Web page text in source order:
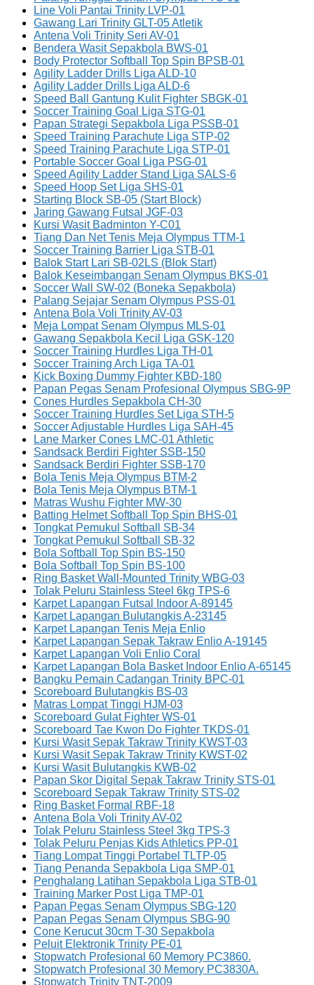
Line Voli Pantai Trinity LVP-01
Gawang Lari Trinity GLT-05 Atletik
Antena Voli Trinity Seri AV-01
Bendera Wasit Sepakbola BWS-01
Body Protector Softball Top Spin BPSB-01
Agility Ladder Drills Liga ALD-10
Agility Ladder Drills Liga ALD-6
Speed Ball Gantung Kulit Fighter SBGK-01
Soccer Training Goal Liga STG-01
Papan Strategi Sepakbola Liga PSSB-01
Speed Training Parachute Liga STP-02
Speed Training Parachute Liga STP-01
Portable Soccer Goal Liga PSG-01
Speed Agility Ladder Stand Liga SALS-6
Speed Hoop Set Liga SHS-01
Starting Block SB-05 (Start Block)
Jaring Gawang Futsal JGF-03
Kursi Wasit Badminton Y-C01
Tiang Dan Net Tenis Meja Olympus TTM-1
Soccer Training Barrier Liga STB-01
Balok Start Lari SB-02LS (Blok Start)
Balok Keseimbangan Senam Olympus BKS-01
Soccer Wall SW-02 (Boneka Sepakbola)
Palang Sejajar Senam Olympus PSS-01
Antena Bola Voli Trinity AV-03
Meja Lompat Senam Olympus MLS-01
Gawang Sepakbola Kecil Liga GSK-120
Soccer Training Hurdles Liga TH-01
Soccer Training Arch Liga TA-01
Kick Boxing Dummy Fighter KBD-180
Papan Pegas Senam Profesional Olympus SBG-9P
Cones Hurdles Sepakbola CH-30
Soccer Training Hurdles Set Liga STH-5
Soccer Adjustable Hurdles Liga SAH-45
Lane Marker Cones LMC-01 Athletic
Sandsack Berdiri Fighter SSB-150
Sandsack Berdiri Fighter SSB-170
Bola Tenis Meja Olympus BTM-2
Bola Tenis Meja Olympus BTM-1
Matras Wushu Fighter MW-30
Batting Helmet Softball Top Spin BHS-01
Tongkat Pemukul Softball SB-34
Tongkat Pemukul Softball SB-32
Bola Softball Top Spin BS-150
Bola Softball Top Spin BS-100
Ring Basket Wall-Mounted Trinity WBG-03
Tolak Peluru Stainless Steel 6kg TPS-6
Karpet Lapangan Futsal Indoor A-89145
Karpet Lapangan Bulutangkis A-23145
Karpet Lapangan Tenis Meja Enlio
Karpet Lapangan Sepak Takraw Enlio A-19145
Karpet Lapangan Voli Enlio Coral
Karpet Lapangan Bola Basket Indoor Enlio A-65145
Bangku Pemain Cadangan Trinity BPC-01
Scoreboard Bulutangkis BS-03
Matras Lompat Tinggi HJM-03
Scoreboard Gulat Fighter WS-01
Scoreboard Tae Kwon Do Fighter TKDS-01
Kursi Wasit Sepak Takraw Trinity KWST-03
Kursi Wasit Sepak Takraw Trinity KWST-02
Kursi Wasit Bulutangkis KWB-02
Papan Skor Digital Sepak Takraw Trinity STS-01
Scoreboard Sepak Takraw Trinity STS-02
Ring Basket Formal RBF-18
Antena Bola Voli Trinity AV-02
Tolak Peluru Stainless Steel 3kg TPS-3
Tolak Peluru Penjas Kids Athletics PP-01
Tiang Lompat Tinggi Portabel TLTP-05
Tiang Penanda Sepakbola Liga SMP-01
Penghalang Latihan Sepakbola Liga STB-01
Training Marker Post Liga TMP-01
Papan Pegas Senam Olympus SBG-120
Papan Pegas Senam Olympus SBG-90
Cone Kerucut 30cm T-30 Sepakbola
Peluit Elektronik Trinity PE-01
Stopwatch Profesional 60 Memory PC3860.
Stopwatch Profesional 30 Memory PC3830A.
Stopwatch Trinity TNT-2009